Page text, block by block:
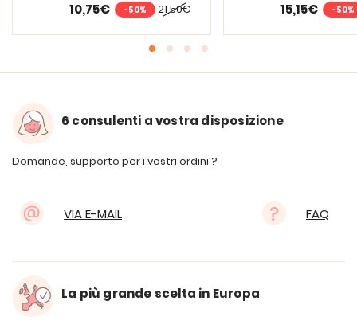
21,50€
10,75€ -50% 15,15€ -50%
6 consulenti a vostra disposizione
Domande, supporto per i vostri ordini ?
VIA E-MAIL FAQ
La più grande scelta in Europa